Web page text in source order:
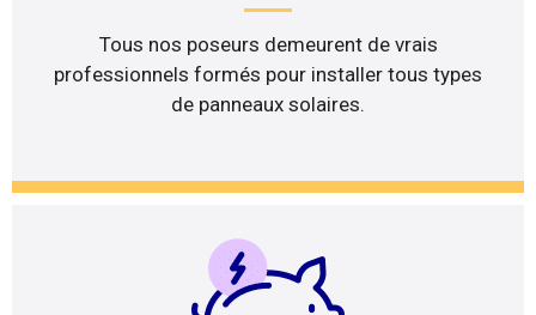
Tous nos poseurs demeurent de vrais
professionnels formés pour installer tous types
de panneaux solaires.